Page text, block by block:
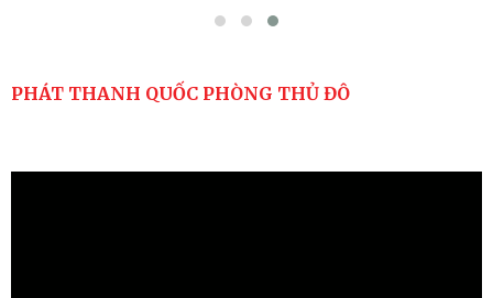
PHÁT THANH QUỐC PHÒNG THỦ ĐÔ